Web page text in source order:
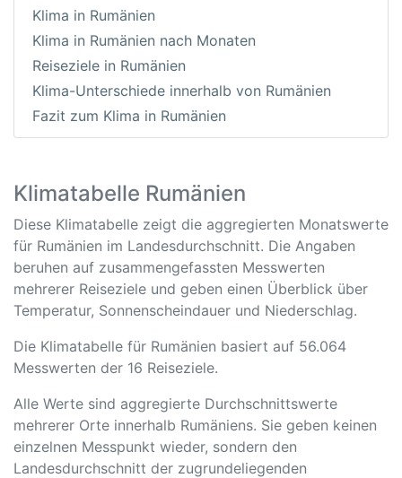
Klima in Rumänien
Klima in Rumänien nach Monaten
Reiseziele in Rumänien
Klima-Unterschiede innerhalb von Rumänien
Fazit zum Klima in Rumänien
Klimatabelle Rumänien
Diese Klimatabelle zeigt die aggregierten Monatswerte
für Rumänien im Landesdurchschnitt. Die Angaben
beruhen auf zusammengefassten Messwerten
mehrerer Reiseziele und geben einen Überblick über
Temperatur, Sonnenscheindauer und Niederschlag.
Die Klimatabelle für Rumänien basiert auf 56.064
Messwerten der 16 Reiseziele.
Alle Werte sind aggregierte Durchschnittswerte
mehrerer Orte innerhalb Rumäniens. Sie geben keinen
einzelnen Messpunkt wieder, sondern den
Landesdurchschnitt der zugrundeliegenden